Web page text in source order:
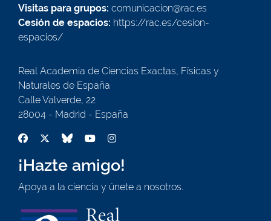
Visitas para grupos: comunicacion@rac.es
Cesión de espacios: https://rac.es/cesion-
espacios/
Real Academia de Ciencias Exactas, Físicas y
Naturales de España
Calle Valverde, 22
28004 - Madrid - España
¡Hazte amigo!
Apoya a la ciencia y únete a nosotros.